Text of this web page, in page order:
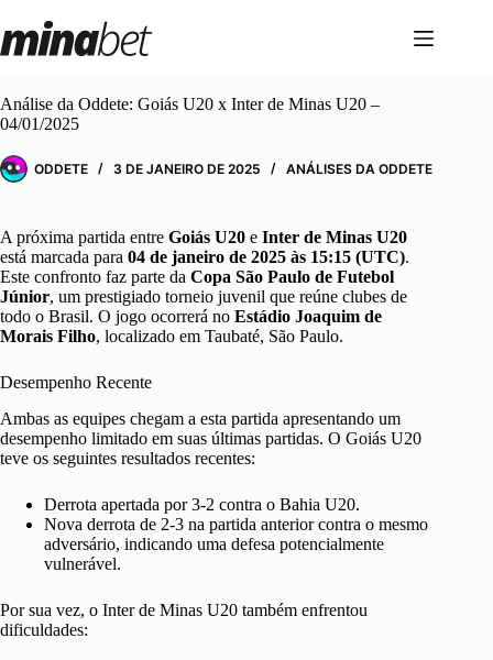
para
o
Análise da Oddete: Goiás U20 x Inter de Minas U20 –
04/01/2025
ODDETE 3 DE JANEIRO DE 2025 ANÁLISES DA ODDETE
A próxima partida entre Goiás U20 e Inter de Minas U20
está marcada para 04 de janeiro de 2025 às 15:15 (UTC).
Este confronto faz parte da Copa São Paulo de Futebol
Júnior, um prestigiado torneio juvenil que reúne clubes de
todo o Brasil. O jogo ocorrerá no Estádio Joaquim de
Morais Filho, localizado em Taubaté, São Paulo.
Desempenho Recente
Ambas as equipes chegam a esta partida apresentando um
desempenho limitado em suas últimas partidas. O Goiás U20
teve os seguintes resultados recentes:
Derrota apertada por 3-2 contra o Bahia U20.
Nova derrota de 2-3 na partida anterior contra o mesmo
adversário, indicando uma defesa potencialmente
vulnerável.
Por sua vez, o Inter de Minas U20 também enfrentou
dificuldades: